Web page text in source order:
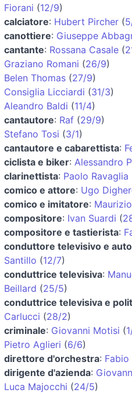
Fiorani (12/9)
calciatore: Hubert Pircher (
canottiere: Giuseppe
cantante: Rossana Casale (
Graziano Romani (26/9)
Belen Thomas (27/9)
Consiglia Licciardi (31/3)
Aleandro Baldi (11/4)
cantautore: Raf (29/9)
Stefano Tosi (3/1)
cantautore e cabarettista:
ciclista e biker: Alessandro
clarinettista: Paolo Ravaglia
comico e attore: Ugo
comico e imitatore:
compositore: Ivan Suardi (
compositore e tastierista:
conduttore televisivo e
Santillo (12/7)
conduttrice televisiva:
Beillard (25/5)
conduttrice televisiva e
Carlucci (28/2)
criminale: Giovanni Motisi (
Pietro Aglieri (6/6)
direttore d'orchestra: Fabio
dirigente d'azienda:
Luca Majocchi (24/5)